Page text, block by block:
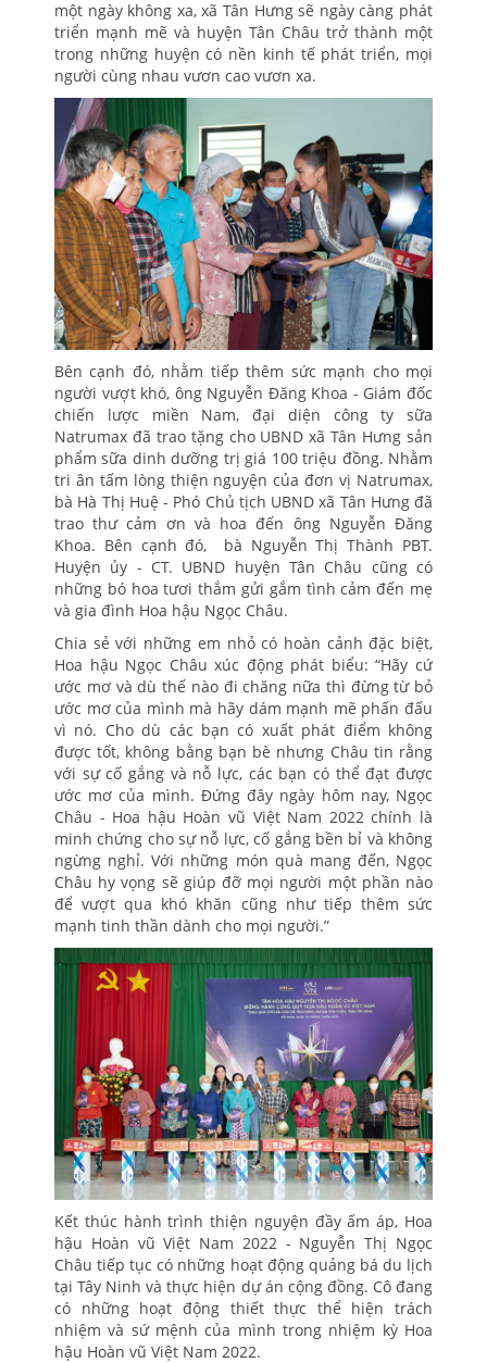
một ngày không xa, xã Tân Hưng sẽ ngày càng phát
triển mạnh mẽ và huyện Tân Châu trở thành một
trong những huyện có nền kinh tế phát triển, mọi
người cùng nhau vươn cao vươn xa.
Bên cạnh đó, nhằm tiếp thêm sức mạnh cho mọi
người vượt khó, ông Nguyễn Đăng Khoa - Giám đốc
chiến lược miền Nam, đại diện công ty sữa
Natrumax đã trao tặng cho UBND xã Tân Hưng sản
phẩm sữa dinh dưỡng trị giá 100 triệu đồng. Nhằm
tri ân tấm lòng thiện nguyện của đơn vị Natrumax,
bà Hà Thị Huệ - Phó Chủ tịch UBND xã Tân Hưng đã
trao thư cảm ơn và hoa đến ông Nguyễn Đăng
Khoa. Bên cạnh đó, bà Nguyễn Thị Thành PBT.
Huyện ủy - CT. UBND huyện Tân Châu cũng có
những bó hoa tươi thắm gửi gắm tình cảm đến mẹ
và gia đình Hoa hậu Ngọc Châu.
Chia sẻ với những em nhỏ có hoàn cảnh đặc biệt,
Hoa hậu Ngọc Châu xúc động phát biểu: “Hãy cứ
ước mơ và dù thế nào đi chăng nữa thì đừng từ bỏ
ước mơ của mình mà hãy dám mạnh mẽ phấn đấu
vì nó. Cho dù các bạn có xuất phát điểm không
được tốt, không bằng bạn bè nhưng Châu tin rằng
với sự cố gắng và nỗ lực, các bạn có thể đạt được
ước mơ của mình. Đứng đây ngày hôm nay, Ngọc
Châu - Hoa hậu Hoàn vũ Việt Nam 2022 chính là
minh chứng cho sự nỗ lực, cố gắng bền bỉ và không
ngừng nghỉ. Với những món quà mang đến, Ngọc
Châu hy vọng sẽ giúp đỡ mọi người một phần nào
để vượt qua khó khăn cũng như tiếp thêm sức
mạnh tinh thần dành cho mọi người.”
Kết thúc hành trình thiện nguyện đầy ấm áp, Hoa
hậu Hoàn vũ Việt Nam 2022 - Nguyễn Thị Ngọc
Châu tiếp tục có những hoạt động quảng bá du lịch
tại Tây Ninh và thực hiện dự án cộng đồng. Cô đang
có những hoạt động thiết thực thể hiện trách
nhiệm và sứ mệnh của mình trong nhiệm kỳ Hoa
hậu Hoàn vũ Việt Nam 2022.